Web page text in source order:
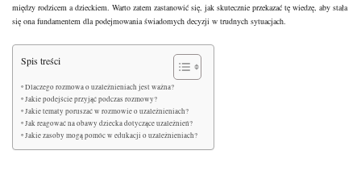
między rodzicem a dzieckiem. Warto zatem zastanowić się, jak skutecznie przekazać tę wiedzę, aby stała
się ona fundamentem dla podejmowania świadomych decyzji w trudnych sytuacjach.
Spis treści
Dlaczego rozmowa o uzależnieniach jest ważna?
Jakie podejście przyjąć podczas rozmowy?
Jakie tematy poruszać w rozmowie o uzależnieniach?
Jak reagować na obawy dziecka dotyczące uzależnień?
Jakie zasoby mogą pomóc w edukacji o uzależnieniach?